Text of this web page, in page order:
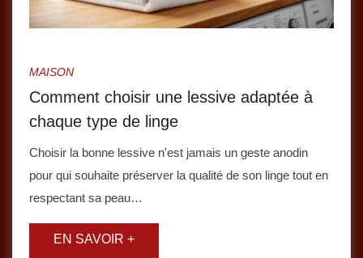
MAISON
Comment choisir une lessive adaptée à
chaque type de linge
Choisir la bonne lessive n'est jamais un geste anodin
pour qui souhaite préserver la qualité de son linge tout en
respectant sa peau…